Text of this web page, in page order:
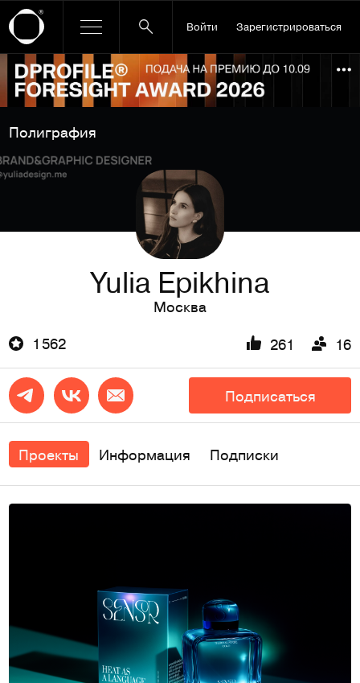
Войти Зарегистрироваться
Ссылка баннера
Полиграфия
Yulia Epikhina
Москва
1 562
261 16
Подписаться
Проекты Информация Подписки